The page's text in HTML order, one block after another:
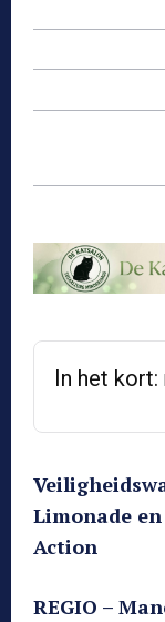
In het kort:
Limonade
Action
REGIO –